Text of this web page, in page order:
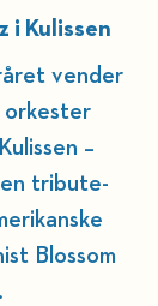
i Kulissen
vender
orkester
–
tribute-
Blossom